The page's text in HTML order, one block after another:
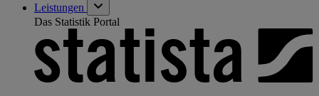
Leistungen
Das Statistik Portal